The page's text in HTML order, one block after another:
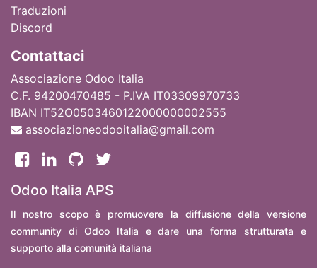
Traduzioni
Discord
Contattaci
Associazione Odoo Italia
C.F. 94200470485 - P.IVA IT03309970733
IBAN IT52O0503460122000000002555
associazioneodooitalia@gmail.com
Odoo Italia APS
Il nostro scopo è promuovere la diffusione della versione
community di Odoo Italia e dare una forma strutturata e
supporto alla comunità italiana